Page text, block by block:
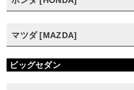
マツダ [MAZDA]
ビッグセダン